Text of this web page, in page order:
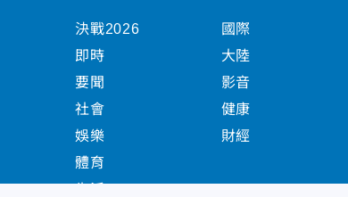
決戰2026
即時
要聞
社會
娛樂
體育
國際
大陸
影音
健康
財經